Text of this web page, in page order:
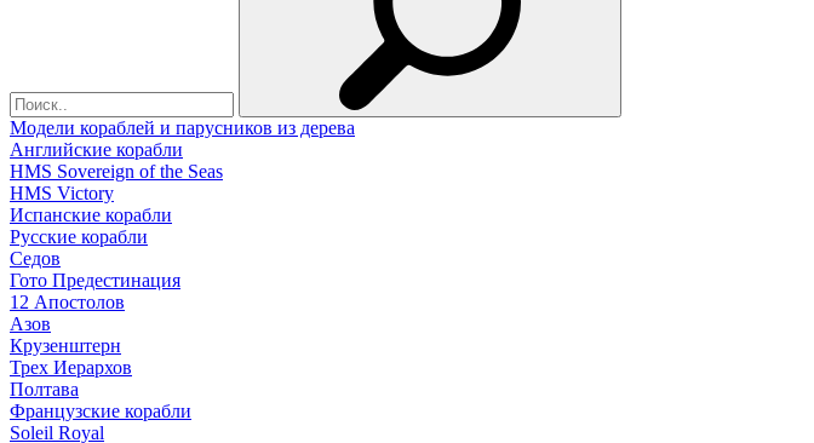
Модели кораблей и парусников из дерева
Английские корабли
HMS Sovereign of the Seas
HMS Victory
Испанские корабли
Русские корабли
Седов
Гото Предестинация
12 Апостолов
Азов
Крузенштерн
Трех Иерархов
Полтава
Французские корабли
Soleil Royal